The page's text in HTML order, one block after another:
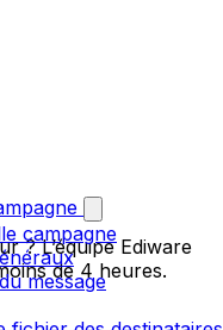
campagne
message
? L’équipe Ediware
de 4 heures.